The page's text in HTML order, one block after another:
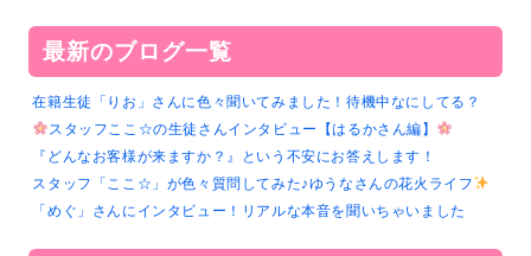
最新のブログ一覧
在籍生徒「りお」さんに色々聞いてみました！待機中なにしてる？
スタッフここ☆の生徒さんインタビュー【はるかさん編】
『どんなお客様が来ますか？』という不安にお答えします！
スタッフ「ここ☆」が色々質問してみた♪ゆうなさんの花火ライフ
「めぐ」さんにインタビュー！リアルな本音を聞いちゃいました